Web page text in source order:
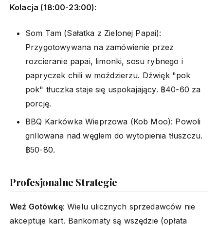
Kolacja (18:00-23:00):
Som Tam (Sałatka z Zielonej Papai):
Przygotowywana na zamówienie przez
rozcieranie papai, limonki, sosu rybnego i
papryczek chili w moździerzu. Dźwięk "pok
pok" tłuczka staje się uspokajający. ฿40-60 za
porcję.
BBQ Karkówka Wieprzowa (Kob Moo): Powoli
grillowana nad węglem do wytopienia tłuszczu.
฿50-80.
Profesjonalne Strategie
Weź Gotówkę: Wielu ulicznych sprzedawców nie
akceptuje kart. Bankomaty są wszędzie (opłata